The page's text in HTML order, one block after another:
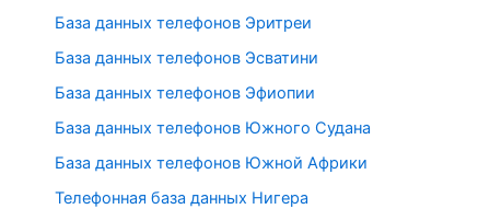
База данных телефонов Эритреи
База данных телефонов Эсватини
База данных телефонов Эфиопии
База данных телефонов Южного Судана
База данных телефонов Южной Африки
Телефонная база данных Нигера